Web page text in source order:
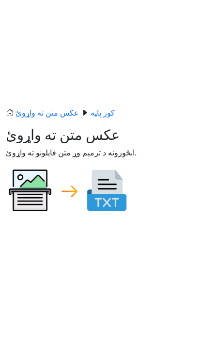
کور پاڼه عکس متن ته واړوئ
عکس متن ته واړوئ
انځورونه د ترمیم وړ متن فایلونو ته واړوئ.